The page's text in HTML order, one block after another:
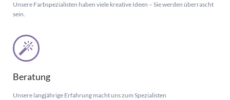
Unsere Farbspezialisten haben viele kreative Ideen – Sie werden überrascht
sein.
Beratung
Unsere langjährige Erfahrung macht uns zum Spezialisten